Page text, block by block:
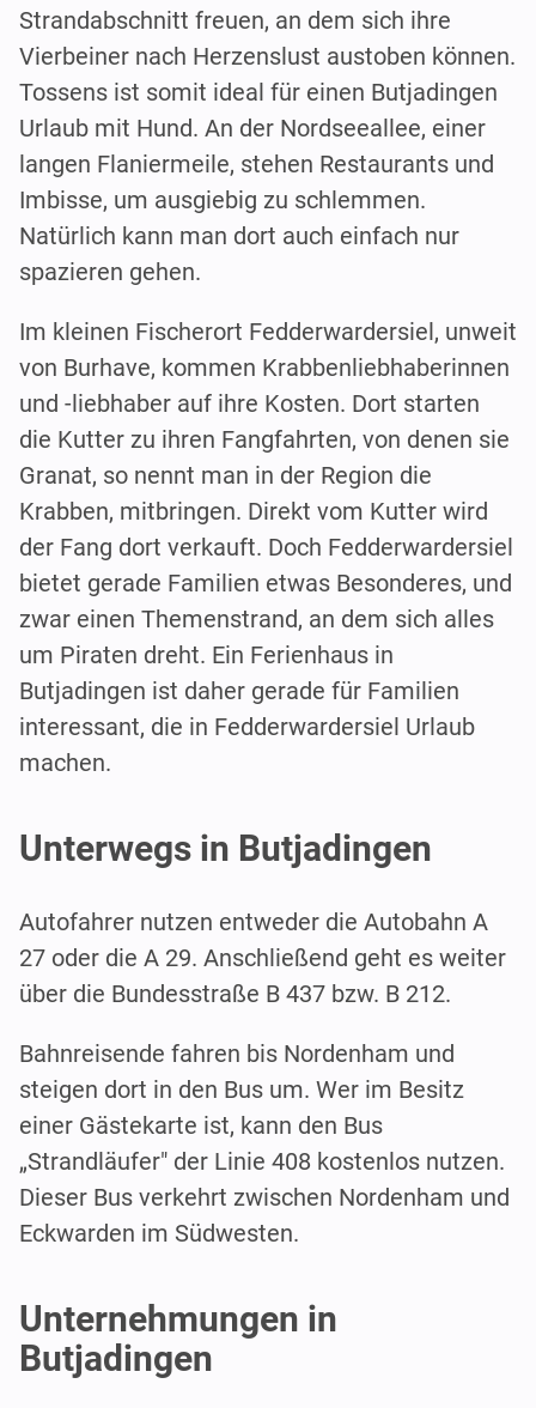
Strandabschnitt freuen, an dem sich ihre
Vierbeiner nach Herzenslust austoben können.
Tossens ist somit ideal für einen Butjadingen
Urlaub mit Hund. An der Nordseeallee, einer
langen Flaniermeile, stehen Restaurants und
Imbisse, um ausgiebig zu schlemmen.
Natürlich kann man dort auch einfach nur
spazieren gehen.
Im kleinen Fischerort Fedderwardersiel, unweit
von Burhave, kommen Krabbenliebhaberinnen
und -liebhaber auf ihre Kosten. Dort starten
die Kutter zu ihren Fangfahrten, von denen sie
Granat, so nennt man in der Region die
Krabben, mitbringen. Direkt vom Kutter wird
der Fang dort verkauft. Doch Fedderwardersiel
bietet gerade Familien etwas Besonderes, und
zwar einen Themenstrand, an dem sich alles
um Piraten dreht. Ein Ferienhaus in
Butjadingen ist daher gerade für Familien
interessant, die in Fedderwardersiel Urlaub
machen.
Unterwegs in Butjadingen
Autofahrer nutzen entweder die Autobahn A
27 oder die A 29. Anschließend geht es weiter
über die Bundesstraße B 437 bzw. B 212.
Bahnreisende fahren bis Nordenham und
steigen dort in den Bus um. Wer im Besitz
einer Gästekarte ist, kann den Bus
„Strandläufer" der Linie 408 kostenlos nutzen.
Dieser Bus verkehrt zwischen Nordenham und
Eckwarden im Südwesten.
Unternehmungen in
Butjadingen